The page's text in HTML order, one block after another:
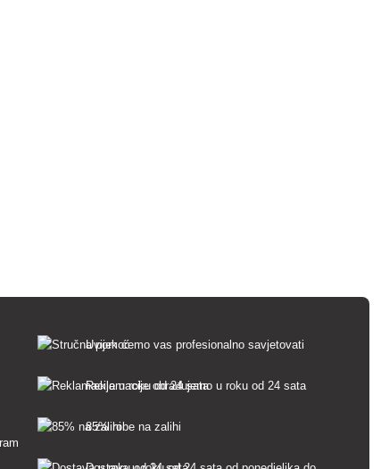
Uvijek ćemo vas profesionalno savjetovati
Reklamacije obrađujemo u roku od 24 sata
85% robe na zalihi